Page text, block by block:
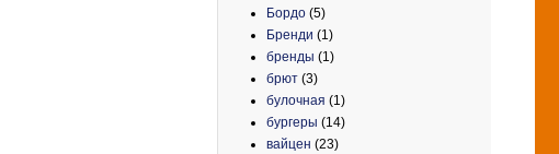
Бордо (5)
Бренди (1)
бренды (1)
брют (3)
булочная (1)
бургеры (14)
вайцен (23)